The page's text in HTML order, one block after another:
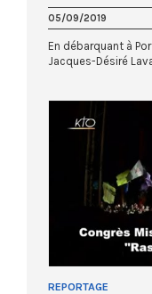
05/09/2019
En débarquant à
Jacques-Désiré
REPORTAGE